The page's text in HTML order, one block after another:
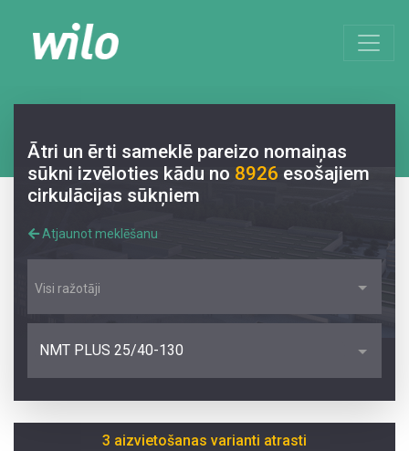
Ātri un ērti sameklē pareizo nomaiņas
sūkni izvēloties kādu no 8926 esošajiem
cirkulācijas sūkņiem
Atjaunot meklēšanu
Visi ražotāji
NMT PLUS 25/40-130
3 aizvietošanas varianti atrasti